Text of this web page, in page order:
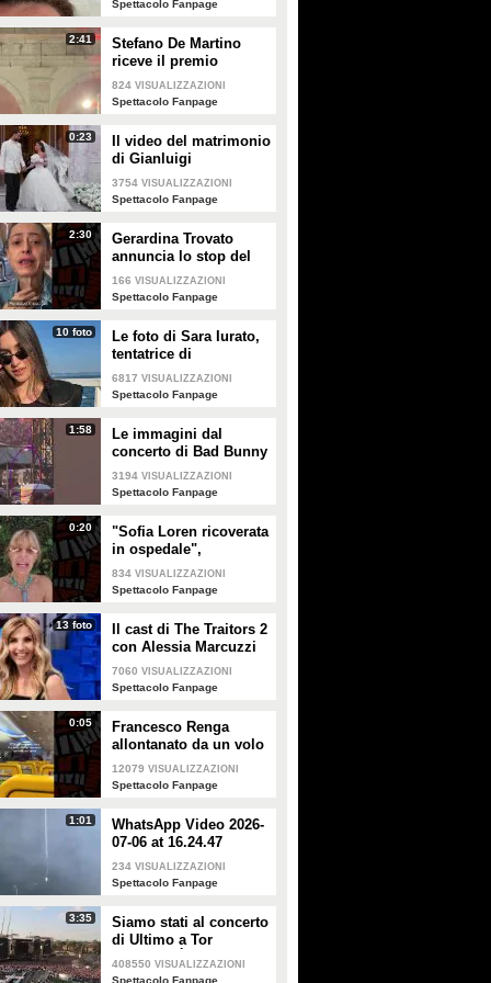
Spettacolo Fanpage
2:41
Stefano De Martino
riceve il premio
intitolato al padre
Enrico
824 VISUALIZZAZIONI
Spettacolo Fanpage
0:23
Il video del matrimonio
di Gianluigi
Donnarumma e Alessia
Elefante
3754 VISUALIZZAZIONI
Spettacolo Fanpage
2:30
Gerardina Trovato
annuncia lo stop del
tour per problemi di
salute
166 VISUALIZZAZIONI
Spettacolo Fanpage
10 foto
Le foto di Sara Iurato,
tentatrice di
Temptation Island 2026
6817 VISUALIZZAZIONI
Spettacolo Fanpage
1:58
Le immagini dal
concerto di Bad Bunny
a Milano
3194 VISUALIZZAZIONI
Spettacolo Fanpage
0:20
"Sofia Loren ricoverata
in ospedale",
Alessandra Mussolini
smentisce: "È serena e
834 VISUALIZZAZIONI
Spettacolo Fanpage
13 foto
Il cast di The Traitors 2
con Alessia Marcuzzi
7060 VISUALIZZAZIONI
Spettacolo Fanpage
0:05
Francesco Renga
allontanato da un volo
Ryanair dopo una
discussione con gli
12079 VISUALIZZAZIONI
Spettacolo Fanpage
1:01
WhatsApp Video 2026-
07-06 at 16.24.47
234 VISUALIZZAZIONI
Spettacolo Fanpage
3:35
Siamo stati al concerto
di Ultimo a Tor
Vergata: "È il giorno
che aspettavo, questa è
408550 VISUALIZZAZIONI
Spettacolo Fanpage